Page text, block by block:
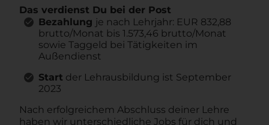
Das verdienst Du bei der Post
Bezahlung je nach Lehrjahr: EUR 832,88
brutto/Monat bis 1.573,46 brutto/Monat
sowie Taggeld bei Tätigkeiten im
Außendienst
Start der Lehrausbildung ist September
2023
Nach erfolgreichem Abschluss deiner Lehre
haben wir unterschiedliche Jobs für dich und